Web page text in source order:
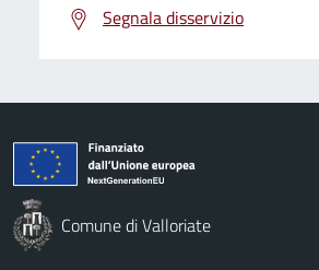
Segnala disservizio
Comune di Valloriate